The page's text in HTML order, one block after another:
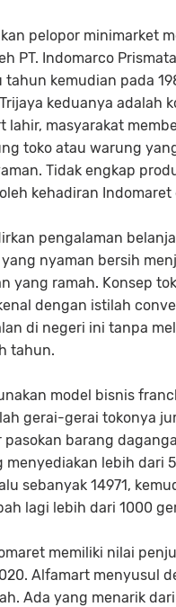
pelopor minimarket
PT. Indomarco
kemudian pada
keduanya adalah
lahir, masyarakat
toko atau warung
Tidak engkap
kehadiran
pengalaman
nyaman bersih
yang ramah. Konsep
dengan istilah
di negeri ini tanpa
tahun.
model bisnis
gerai-gerai tokonya
pasokan barang
lebih dari
sebanyak 14971,
lagi lebih dari 1000
memiliki nilai
Alfamart menyusul
Ada yang menarik